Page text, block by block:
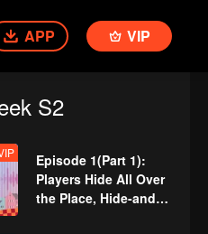
APP VIP
S2
Episode 1(Part 1):
Players Hide All Over
the Place, Hide-and-